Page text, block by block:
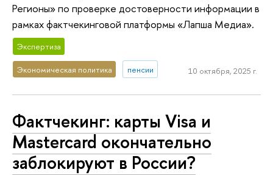
Регионы» по проверке достоверности информации в
рамках фактчекинговой платформы «Лапша Медиа».
Экспертиза
Экономическая политика пенсии 10 октября, 2025 г.
Фактчекинг: карты Visa и
Mastercard окончательно
заблокируют в России?